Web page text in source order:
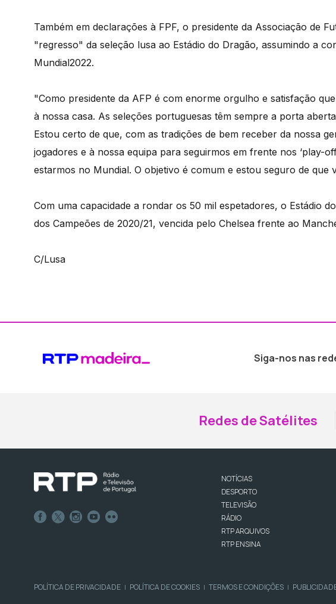
Também em declarações à FPF, o presidente da Associação de
"regresso" da seleção lusa ao Estádio do Dragão, assumindo a
Mundial2022.
"Como presidente da AFP é com enorme orgulho e satisfação
à nossa casa. As seleções portuguesas têm sempre a porta
Estou certo de que, com as tradições de bem receber da nossa
jogadores e à nossa equipa para seguirmos em frente nos ‘play-
estarmos no Mundial. O objetivo é comum e estou seguro de
Com uma capacidade a rondar os 50 mil espetadores, o Estádio
dos Campeões de 2020/21, vencida pelo Chelsea frente ao
C/Lusa
Siga-nos nas
Redes de Satélites
NOTÍCIAS
DESPORTO
TELEVISÃO
RÁDIO
RTP ARQUIVOS
RTP ENSINA
POLÍTICA DE PRIVACIDADE | POLÍTICA DE COOKIES | TERMOS E CONDIÇÕES |